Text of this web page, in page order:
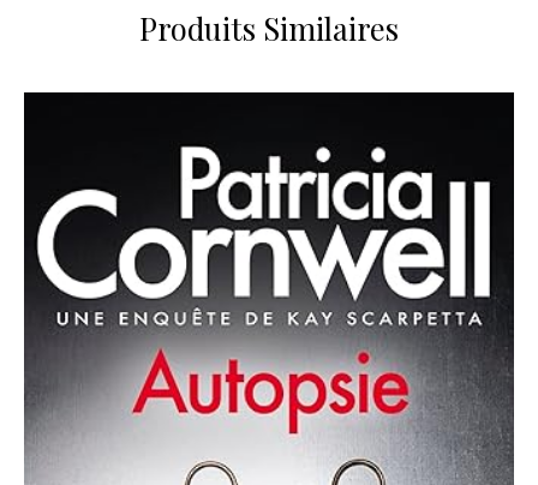
Produits Similaires